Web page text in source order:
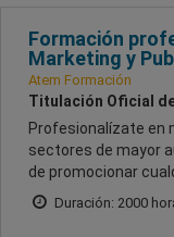
Formación
Marketing y
Atem Formación
Titulación Oficial
Profesionalízate en
sectores de mayor
de promocionar
Duración: 2000